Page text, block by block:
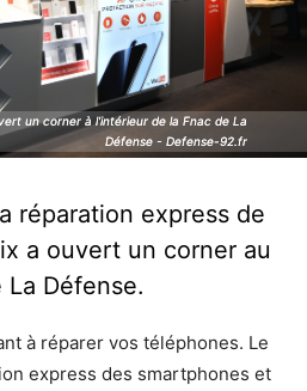
un corner à l'intérieur de la Fnac de La
Défense - Defense-92.fr
un corner à l'intérieur de la Fnac de La
Défense - Defense-92.fr
réparation express de
a ouvert un corner au
Défense.
à réparer vos téléphones. Le
express des smartphones et